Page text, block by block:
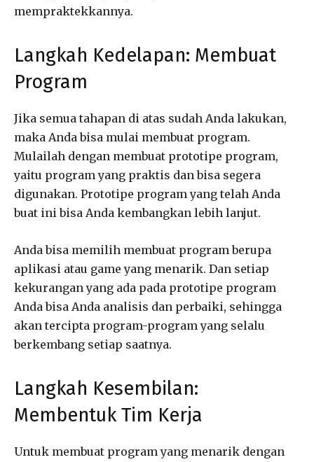
mempraktekkannya.
Langkah Kedelapan: Membuat
Program
Jika semua tahapan di atas sudah Anda lakukan,
maka Anda bisa mulai membuat program.
Mulailah dengan membuat prototipe program,
yaitu program yang praktis dan bisa segera
digunakan. Prototipe program yang telah Anda
buat ini bisa Anda kembangkan lebih lanjut.
Anda bisa memilih membuat program berupa
aplikasi atau game yang menarik. Dan setiap
kekurangan yang ada pada prototipe program
Anda bisa Anda analisis dan perbaiki, sehingga
akan tercipta program-program yang selalu
berkembang setiap saatnya.
Langkah Kesembilan:
Membentuk Tim Kerja
Untuk membuat program yang menarik dengan